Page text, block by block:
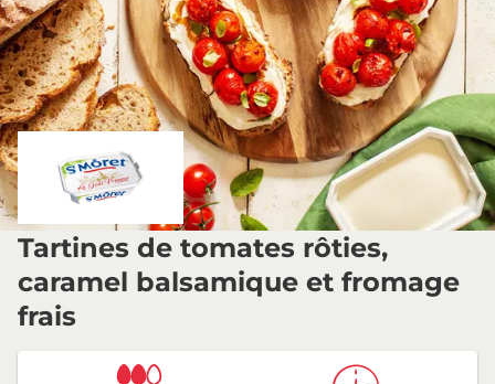
Tartines de tomates rôties,
caramel balsamique et fromage
frais